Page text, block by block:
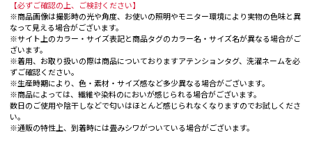
【必ずご確認の上、ご検討ください】
※商品画像は撮影時の光や角度、お使いの照明やモニター環境により実物の色味と異
なって見える場合がございます。
※サイト上のカラー・サイズ表記と商品タグのカラー名・サイズ名が異なる場合がご
ざいます。
※着用、お取り扱いの際は商品についておりますアテンションタグ、洗濯ネームを必
ずご確認ください。
※生産時期により、色・素材・サイズ感など多少異なる場合がございます。
※商品によっては、繊維や染料のにおいが感じられる場合がございます。
数日のご使用や陰干しなどで匂いはほとんど感じられなくなりますのでお試しくださ
い。
※通販の特性上、到着時には畳みシワがついている場合がございます。